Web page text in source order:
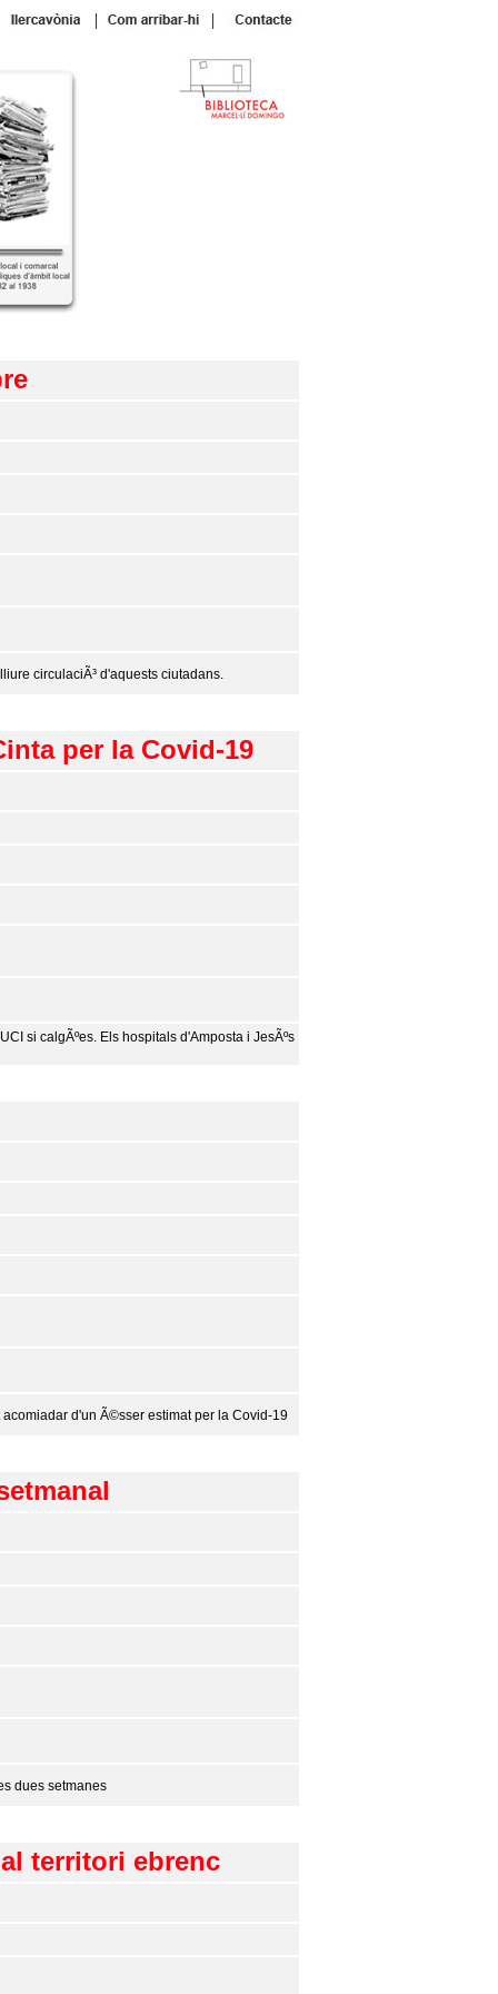
| |
circulaciÃ³ d'aquests ciutadans.
per la Covid-19
si calgÃºes. Els hospitals d'Amposta i JesÃºs
d'un Ã©sser estimat per la Covid-19
dues setmanes
territori ebrenc